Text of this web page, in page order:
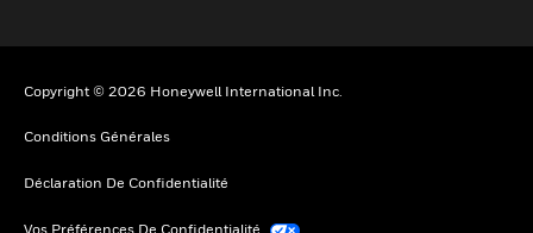
Copyright © 2026 Honeywell International Inc.
Conditions Générales
Déclaration De Confidentialité
Vos Préférences De Confidentialité